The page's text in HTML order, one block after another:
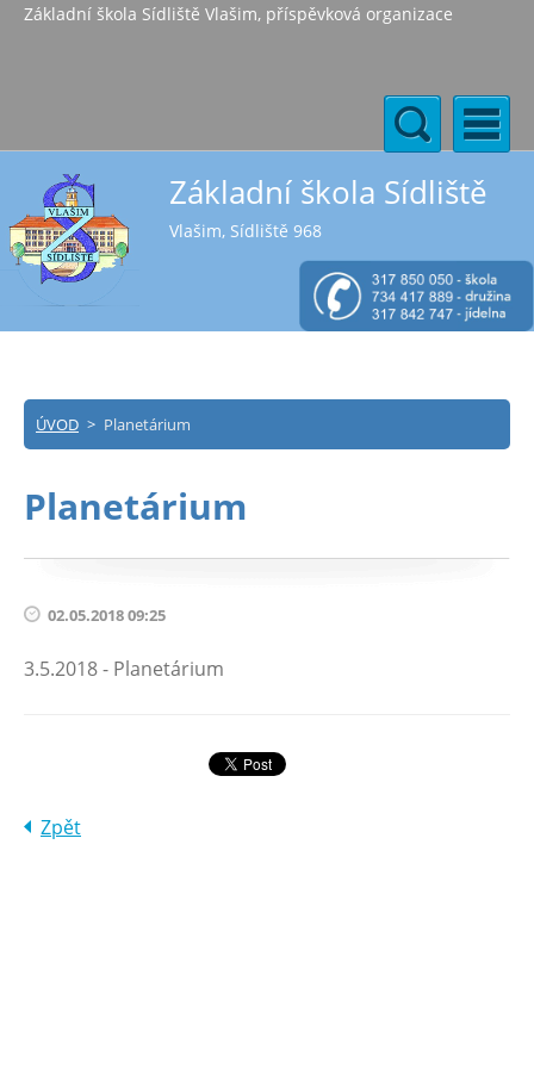
Základní škola Sídliště Vlašim, příspěvková organizace
Základní škola Sídliště
Vlašim, Sídliště 968
ÚVOD > Planetárium
Planetárium
02.05.2018 09:25
3.5.2018 - Planetárium
Zpět